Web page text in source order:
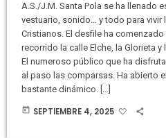
A.S./J.M. Santa Pola se ha llenado
vestuario, sonido… y todo para vivir
Cristianos. El desfile ha comenzado
recorrido la calle Elche, la Glorieta y
El numeroso público que ha
al paso las comparsas. Ha abierto
bastante dinámico. […]
today SEPTIEMBRE 4, 2025